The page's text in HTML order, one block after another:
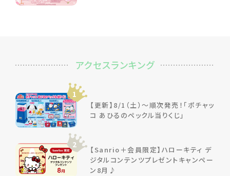
アクセスランキング
1
【更新】8/1（土）～順次発売！「ポチャッ
コ あひるのペックル当りくじ」
2
【Sanrio＋会員限定】ハローキティ デ
ジタルコンテンツプレゼントキャンペー
ン8月♪